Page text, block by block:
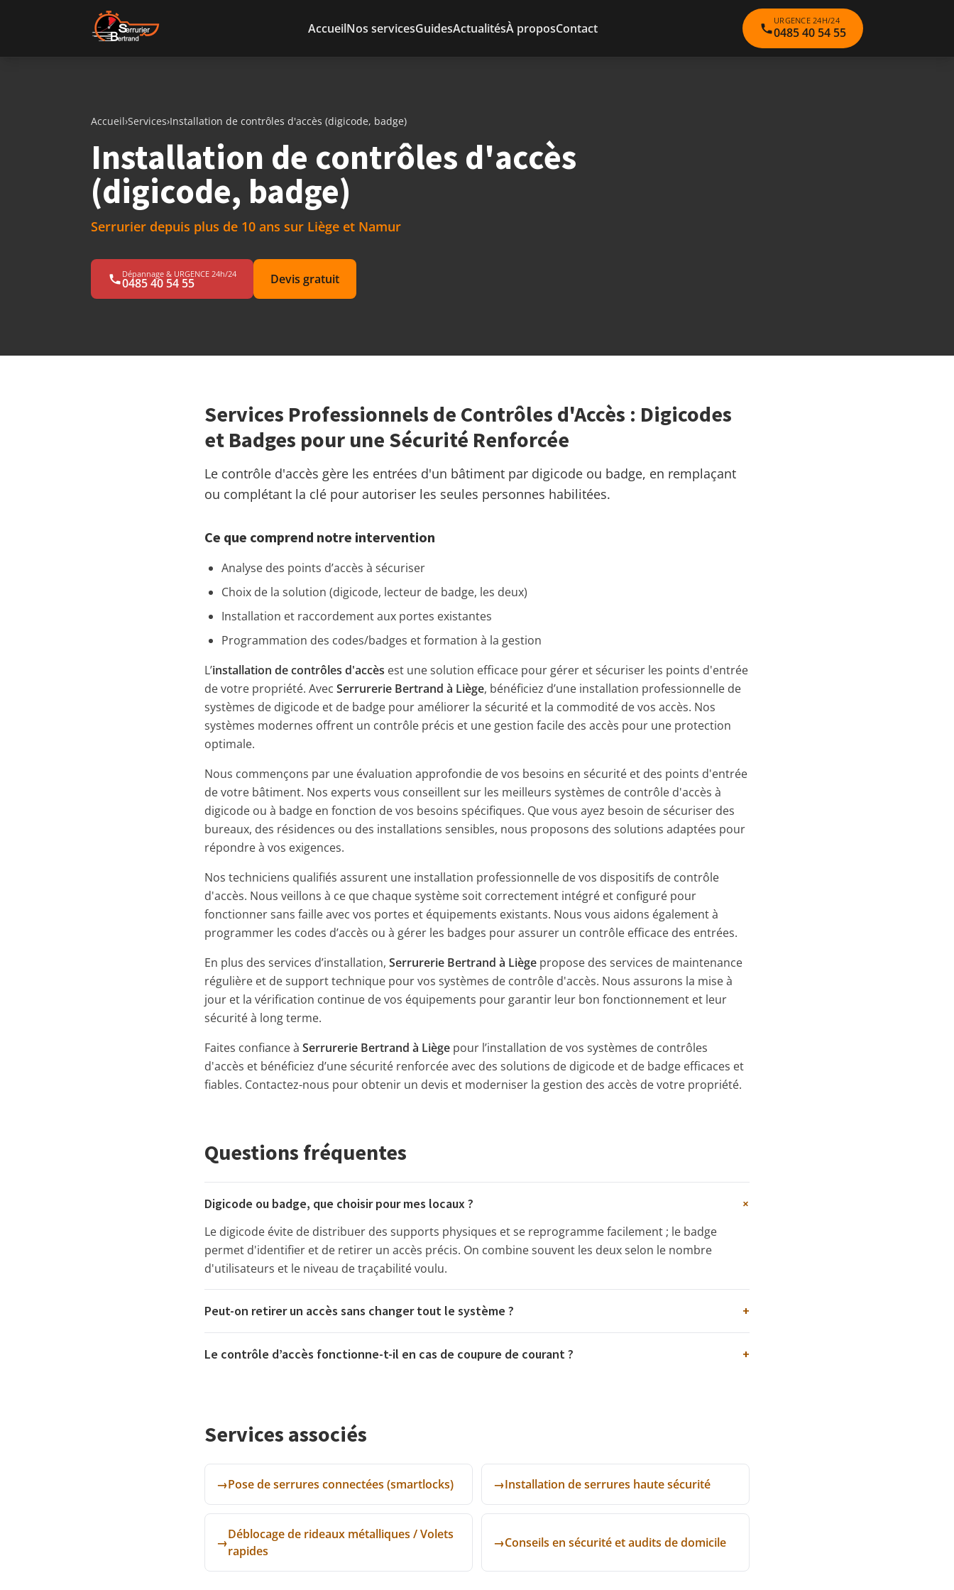
AccueilNos servicesGuidesActualitésÀ proposContact
URGENCE 24H/24
0485 40 54 55
Accueil›Services›Installation de contrôles d'accès (digicode, badge)
Installation de contrôles d'accès
(digicode, badge)
Serrurier depuis plus de 10 ans sur Liège et Namur
Dépannage & URGENCE 24h/24
0485 40 54 55 Devis gratuit
Services Professionnels de Contrôles d'Accès : Digicodes
et Badges pour une Sécurité Renforcée
Le contrôle d'accès gère les entrées d'un bâtiment par digicode ou badge, en remplaçant
ou complétant la clé pour autoriser les seules personnes habilitées.
Ce que comprend notre intervention
Analyse des points d’accès à sécuriser
Choix de la solution (digicode, lecteur de badge, les deux)
Installation et raccordement aux portes existantes
Programmation des codes/badges et formation à la gestion
L’installation de contrôles d'accès est une solution efficace pour gérer et sécuriser les points d'entrée
de votre propriété. Avec Serrurerie Bertrand à Liège, bénéficiez d’une installation professionnelle de
systèmes de digicode et de badge pour améliorer la sécurité et la commodité de vos accès. Nos
systèmes modernes offrent un contrôle précis et une gestion facile des accès pour une protection
optimale.
Nous commençons par une évaluation approfondie de vos besoins en sécurité et des points d'entrée
de votre bâtiment. Nos experts vous conseillent sur les meilleurs systèmes de contrôle d'accès à
digicode ou à badge en fonction de vos besoins spécifiques. Que vous ayez besoin de sécuriser des
bureaux, des résidences ou des installations sensibles, nous proposons des solutions adaptées pour
répondre à vos exigences.
Nos techniciens qualifiés assurent une installation professionnelle de vos dispositifs de contrôle
d'accès. Nous veillons à ce que chaque système soit correctement intégré et configuré pour
fonctionner sans faille avec vos portes et équipements existants. Nous vous aidons également à
programmer les codes d’accès ou à gérer les badges pour assurer un contrôle efficace des entrées.
En plus des services d’installation, Serrurerie Bertrand à Liège propose des services de maintenance
régulière et de support technique pour vos systèmes de contrôle d'accès. Nous assurons la mise à
jour et la vérification continue de vos équipements pour garantir leur bon fonctionnement et leur
sécurité à long terme.
Faites confiance à Serrurerie Bertrand à Liège pour l’installation de vos systèmes de contrôles
d'accès et bénéficiez d’une sécurité renforcée avec des solutions de digicode et de badge efficaces et
fiables. Contactez-nous pour obtenir un devis et moderniser la gestion des accès de votre propriété.
Questions fréquentes
Digicode ou badge, que choisir pour mes locaux ? +
Le digicode évite de distribuer des supports physiques et se reprogramme facilement ; le badge
permet d'identifier et de retirer un accès précis. On combine souvent les deux selon le nombre
d'utilisateurs et le niveau de traçabilité voulu.
Peut-on retirer un accès sans changer tout le système ? +
Le contrôle d’accès fonctionne-t-il en cas de coupure de courant ? +
Services associés
→Pose de serrures connectées (smartlocks) →Installation de serrures haute sécurité
→
Déblocage de rideaux métalliques / Volets
rapides
→Conseils en sécurité et audits de domicile